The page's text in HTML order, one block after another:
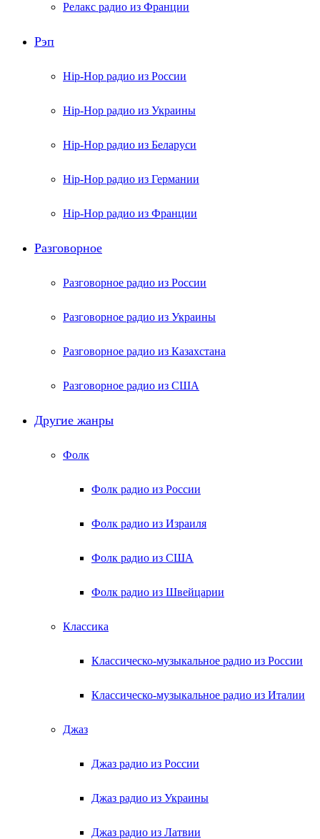
Релакс радио из Франции
Рэп
Hip-Hop радио из России
Hip-Hop радио из Украины
Hip-Hop радио из Беларуси
Hip-Hop радио из Германии
Hip-Hop радио из Франции
Разговорное
Разговорное радио из России
Разговорное радио из Украины
Разговорное радио из Казахстана
Разговорное радио из США
Другие жанры
Фолк
Фолк радио из России
Фолк радио из Израиля
Фолк радио из США
Фолк радио из Швейцарии
Классика
Классическо-музыкальное радио из России
Классическо-музыкальное радио из Италии
Джаз
Джаз радио из России
Джаз радио из Украины
Джаз радио из Латвии